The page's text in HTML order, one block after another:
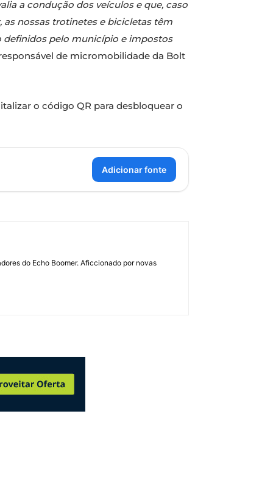
a condução dos veículos e que, caso
as nossas trotinetes e bicicletas têm
definidos pelo município e impostos
de micromobilidade da Bolt
o código QR para desbloquear o
Adicionar fonte
do Echo Boomer. Aficcionado por novas